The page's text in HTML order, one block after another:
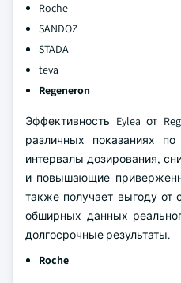
Roche
SANDOZ
STADA
teva
Regeneron
Эффективность Eylea от
различных показаниях
интервалы дозирования,
и повышающие
также получает выгоду от
обширных данных
долгосрочные результаты.
Roche